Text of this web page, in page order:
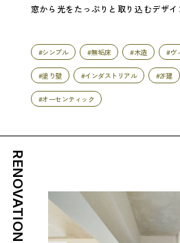
窓から光をたっぷりと取り込むデザイ
#シンプル #無垢床 #木造 #ヴ
#塗り壁 #インダストリアル #2F建
#オーセンティック
RENOVATION